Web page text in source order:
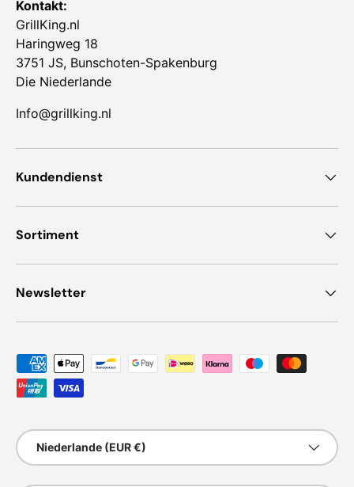
Kontakt:
GrillKing.nl
Haringweg 18
3751 JS, Bunschoten-Spakenburg
Die Niederlande
Info@grillking.nl
Kundendienst
Sortiment
Newsletter
Zahlungsmethoden
Land/Region
Niederlande (EUR €)